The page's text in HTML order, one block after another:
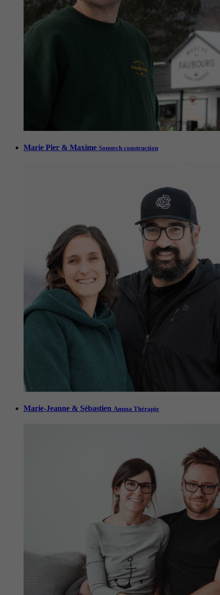
Marie Pier & Maxime Somtech construction
Marie-Jeanne & Sébastien Amma Thérapie